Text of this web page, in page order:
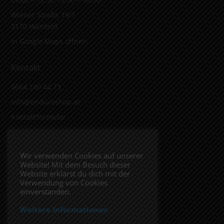
Wiener Straße 19/1
3170 Hainfeld
In Google Maps öffnen.
Kontakt
0664 240 44 73
info@enduroshop.at
Kontaktformular
Impressum
Datenschutzerklärung
Folge uns
Wir verwenden Cookies auf unserer
Website! Mit dem Besuch dieser
Website erklärst du dich mit der
Verwendung von Cookies
einverstanden.
Weitere Informationen